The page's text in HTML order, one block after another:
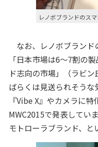
レノボブランドのス
なお、レノボブランド
「日本市場は6～7割の
ド志向の市場」（ラビ
ばらくは見送られそう
『Vibe X』やカメラに
MWC2015で発表してい
モトローラブランド、と